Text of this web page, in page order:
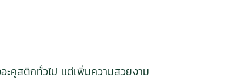
ะคูสติกทั่วไป แต่เพิ่มความสวยงาม